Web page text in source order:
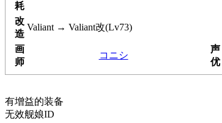
耗
改
造
Valiant → Valiant改(Lv73)
画
师
コニシ
声
优
有增益的装备
无效舰娘ID